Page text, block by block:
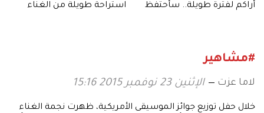
أراكم لفترة طويلة.. سأحتفظ
استراحة طويلة من الغناء
#مشاهير
لاما عزت الإثنين 23 نوفمبر 2015 15:16
خلال حفل توزيع جوائز الموسيقى الأمريكية، ظهرت نجمة الغناء